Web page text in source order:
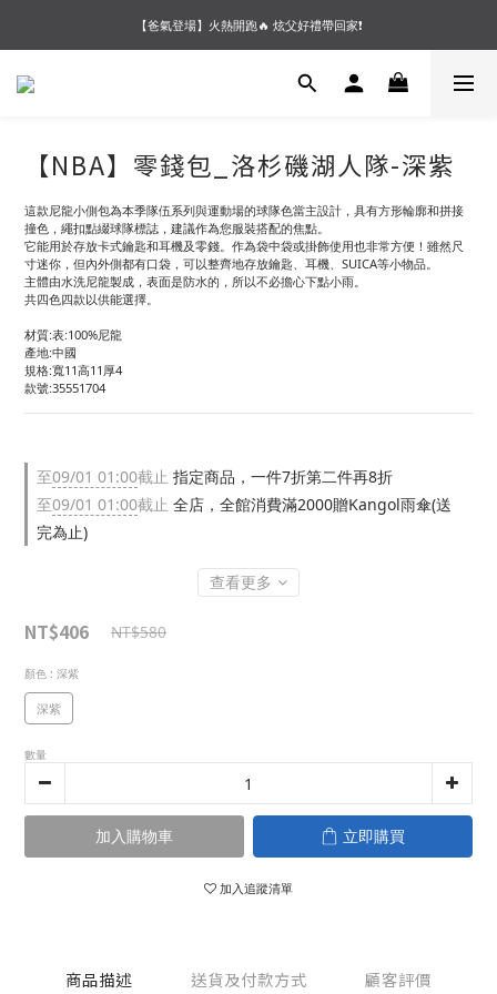
【夏末OUTLET】專區全面5折起❗超值入手就趁現在🔥
【爸氣登場】火熱開跑🔥 炫父好禮帶回家❗
【會員好禮】加入會員送$200購物金❗多重好禮等你加入領取 ❗
【NBA】零錢包_洛杉磯湖人隊-深紫
這款尼龍小側包為本季隊伍系列與運動場的球隊色當主設計，具有方形輪廓和拼接
撞色，繩扣點綴球隊標誌，建議作為您服裝搭配的焦點。
它能用於存放卡式鑰匙和耳機及零錢。作為袋中袋或掛飾使用也非常方便！雖然尺
寸迷你，但內外側都有口袋，可以整齊地存放鑰匙、耳機、SUICA等小物品。
主體由水洗尼龍製成，表面是防水的，所以不必擔心下點小雨。
共四色四款以供能選擇。
材質:表:100%尼龍
產地:中國
規格:寬11高11厚4
款號:35551704
至09/01 01:00截止 指定商品，一件7折第二件再8折
至09/01 01:00截止 全店，全館消費滿2000贈Kangol雨傘(送
完為止)
查看更多
NT$406 NT$580
顏色 : 深紫
深紫
數量
加入購物車 立即購買
加入追蹤清單
商品描述 送貨及付款方式 顧客評價